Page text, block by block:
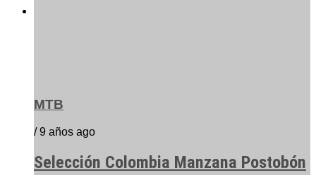
MTB
/ 9 años ago
Selección Colombia Manzana Postobón